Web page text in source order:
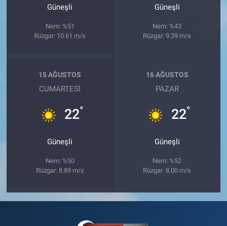
Güneşli
Nem: %51
Rüzgar: 10.61 m/s
Güneşli
Nem: %43
Rüzgar: 9.39 m/s
15 AĞUSTOS
CUMARTESI
22°
Güneşli
Nem: %50
Rüzgar: 8.89 m/s
16 AĞUSTOS
PAZAR
22°
Güneşli
Nem: %52
Rüzgar: 8.00 m/s